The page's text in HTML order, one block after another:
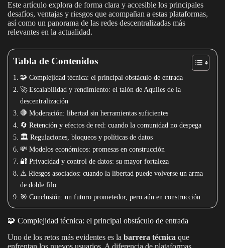
Este artículo explora de forma clara y accesible los principales
desafíos, ventajas y riesgos que acompañan a estas plataformas,
así como un panorama de las redes descentralizadas más
relevantes en la actualidad.
Tabla de Contenidos
🧩 Complejidad técnica: el principal obstáculo de entrada
🚀 Escalabilidad y rendimiento: el talón de Aquiles de la
descentralización
🛑 Moderación: libertad sin herramientas suficientes
🔄 Retención y efectos de red: cuando la comunidad no despega
🏛️ Regulaciones, bloqueos y políticas de datos
💸 Modelos económicos: promesas en construcción
🔐 Privacidad y control de datos: su mayor fortaleza
⚠️ Riesgos asociados: cuando la libertad puede volverse un arma
de doble filo
🎯 Conclusión: un futuro prometedor, pero aún en construcción
🧩 Complejidad técnica: el principal obstáculo de entrada
Uno de los retos más evidentes es la barrera técnica que
enfrentan los nuevos usuarios. A diferencia de plataformas